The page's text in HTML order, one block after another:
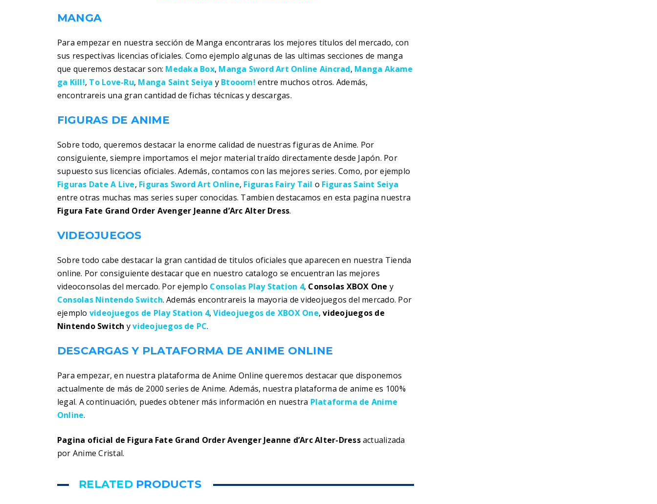
MANGA
Para empezar en nuestra sección de Manga encontraras los mejores títulos del mercado, con
sus respectivas licencias oficiales. Como ejemplo algunas de las ultimas secciones de manga
que queremos destacar son: Medaka Box, Manga Sword Art Online Aincrad, Manga Akame
ga Kill!, To Love-Ru, Manga Saint Seiya y Btooom! entre muchos otros. Además,
encontrareis una gran cantidad de fichas técnicas y descargas.
FIGURAS DE ANIME
Sobre todo, queremos destacar la enorme calidad de nuestras figuras de Anime. Por
consiguiente, siempre importamos el mejor material traído directamente desde Japón. Por
supuesto sus licencias oficiales. Además, contamos con las mejores series. Como, por ejemplo
Figuras Date A Live, Figuras Sword Art Online, Figuras Fairy Tail o Figuras Saint Seiya
entre otras muchas mas series super conocidas. Tambien destacamos en esta pagina nuestra
Figura Fate Grand Order Avenger Jeanne d’Arc Alter Dress.
VIDEOJUEGOS
Sobre todo cabe destacar la gran cantidad de titulos oficiales que aparecen en nuestra Tienda
online. Por consiguiente destacar que en nuestro catalogo se encuentran las mejores
videoconsolas del mercado. Por ejemplo Consolas Play Station 4, Consolas XBOX One y
Consolas Nintendo Switch. Además encontrareis la mayoria de videojuegos del mercado. Por
ejemplo videojuegos de Play Station 4,Videojuegos de XBOX One,videojuegos de
Nintendo Switch yvideojuegos de PC.
DESCARGAS Y PLATAFORMA DE ANIME ONLINE
Para empezar, en nuestra plataforma de Anime Online queremos destacar que disponemos
actualmente de más de 2000 series de Anime. Además, nuestra plataforma de anime es 100%
legal. A continuación, puedes obtener más información en nuestra Plataforma de Anime
Online.
Pagina oficial de Figura Fate Grand Order Avenger Jeanne d’Arc Alter-Dressactualizada
por Anime Cristal.
RELATEDPRODUCTS